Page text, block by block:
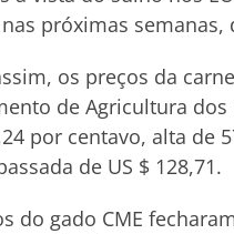
próximas semanas,
os preços da
de Agricultura
por centavo, alta de
de US $ 128,71.
do gado CME